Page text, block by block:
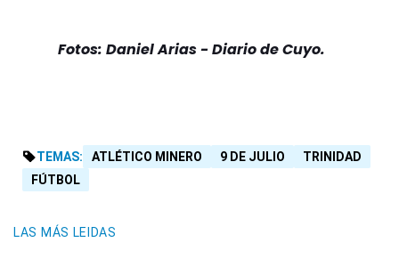
Fotos: Daniel Arias - Diario de Cuyo.
TEMAS: ATLÉTICO MINERO 9 DE JULIO
TRINIDAD
FÚTBOL
LAS MÁS LEIDAS